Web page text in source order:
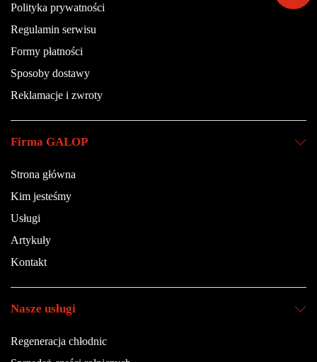
Polityka prywatności
Regulamin serwisu
Formy płatności
Sposoby dostawy
Reklamacje i zwroty
Firma GALOP
Strona główna
Kim jesteśmy
Usługi
Artykuły
Kontakt
Nasze usługi
Regeneracja chłodnic